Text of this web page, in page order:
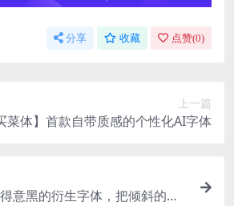
分享 收藏 点赞(0)
上一篇
菜体】首款自带质感的个性化AI字体
意黑的衍生字体，把倾斜的字